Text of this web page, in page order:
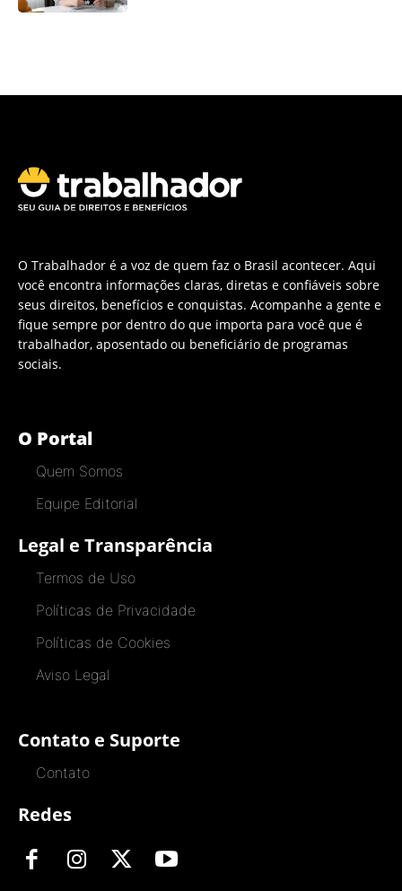
O Trabalhador é a voz de quem faz o Brasil acontecer. Aqui
você encontra informações claras, diretas e confiáveis sobre
seus direitos, benefícios e conquistas. Acompanhe a gente e
fique sempre por dentro do que importa para você que é
trabalhador, aposentado ou beneficiário de programas
sociais.
O Portal
Quem Somos
Equipe Editorial
Legal e Transparência
Termos de Uso
Políticas de Privacidade
Políticas de Cookies
Aviso Legal
Contato e Suporte
Contato
Redes